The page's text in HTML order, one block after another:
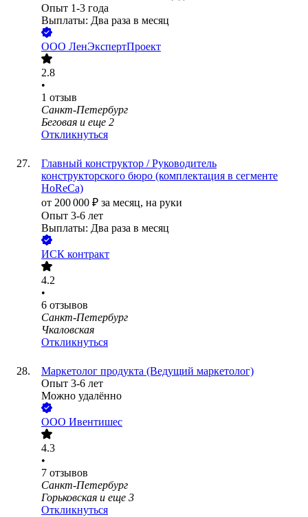
Опыт 1-3 года
Выплаты: Два раза в месяц
ООО ЛенЭкспертПроект
2.8
•
1 отзыв
Санкт-Петербург
Беговая и еще 2
Откликнуться
Главный конструктор / Руководитель
конструкторского бюро (комплектация в сегменте
HoReCa)
от 200 000 ₽ за месяц, на руки
Опыт 3-6 лет
Выплаты: Два раза в месяц
ИСК контракт
4.2
•
6 отзывов
Санкт-Петербург
Чкаловская
Откликнуться
Маркетолог продукта (Ведущий маркетолог)
Опыт 3-6 лет
Можно удалённо
ООО Ивентишес
4.3
•
7 отзывов
Санкт-Петербург
Горьковская и еще 3
Откликнуться